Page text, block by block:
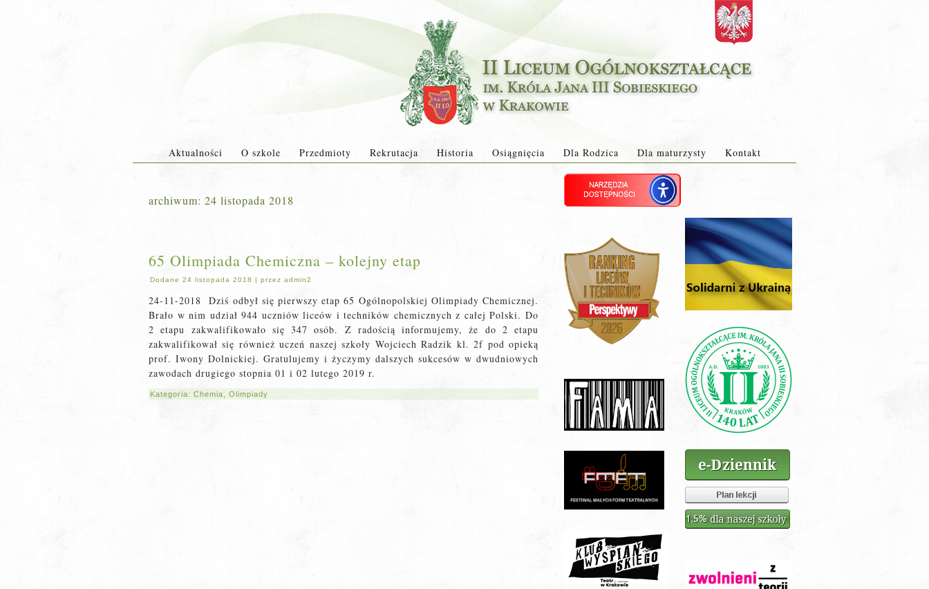
Aktualności O szkole Przedmioty Rekrutacja Historia Osiągnięcia Dla Rodzica Dla maturzysty Kontakt
archiwum: 24 listopada 2018
65 Olimpiada Chemiczna – kolejny etap
Dodane 24 listopada 2018 | przez admin2
24-11-2018 Dziś odbył się pierwszy etap 65 Ogólnopolskiej Olimpiady Chemicznej.
Brało w nim udział 944 uczniów liceów i techników chemicznych z całej Polski. Do
2 etapu zakwalifikowało się 347 osób. Z radością informujemy, że do 2 etapu
zakwalifikował się również uczeń naszej szkoły Wojciech Radzik kl. 2f pod opieką
prof. Iwony Dolnickiej. Gratulujemy i życzymy dalszych sukcesów w dwudniowych
zawodach drugiego stopnia 01 i 02 lutego 2019 r.
Kategoria: Chemia Olimpiady